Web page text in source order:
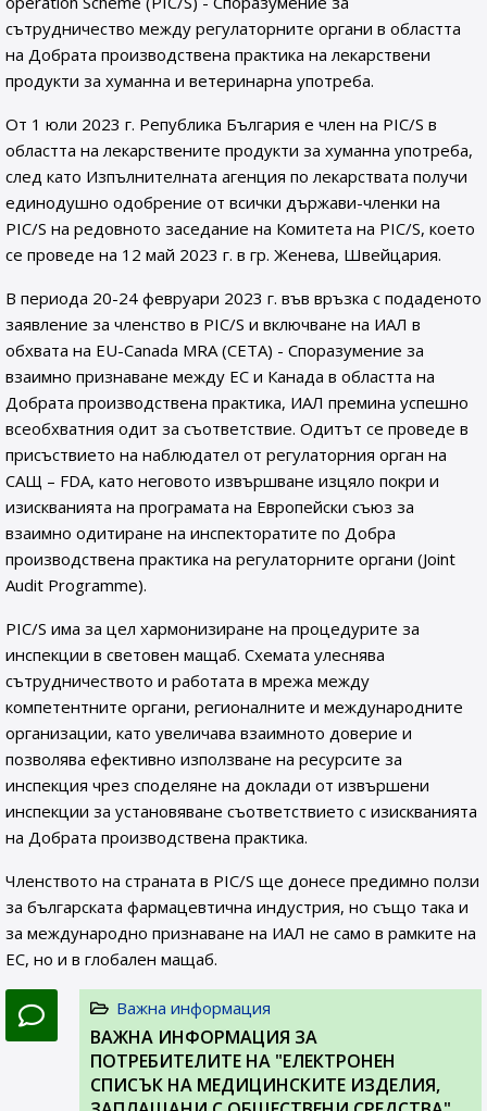
сътрудничество между регулаторните органи в областта
на Добрата производствена практика на лекарствени
продукти за хуманна и ветеринарна употреба.
От 1 юли 2023 г. Република България е член на PIC/S в
областта на лекарствените продукти за хуманна употреба,
след като Изпълнителната агенция по лекарствата получи
единодушно одобрение от всички държави-членки на
PIC/S на редовното заседание на Комитета на PIC/S, което
се проведе на 12 май 2023 г. в гр. Женева, Швейцария.
В периода 20-24 февруари 2023 г. във връзка с подаденото
заявление за членство в PIC/S и включване на ИАЛ в
обхвата на EU-Canada MRA (CETA) - Споразумение за
взаимно признаване между ЕС и Канада в областта на
Добрата производствена практика, ИАЛ премина успешно
всеобхватния одит за съответствие. Oдитът се проведе в
присъствието на наблюдател от регулаторния орган на
САЩ – FDA, като неговото извършване изцяло покри и
изискванията на програмата на Европейски съюз за
взаимно одитиране на инспекторатите по Добра
производствена практика на регулаторните органи (Joint
Audit Programme).
PIC/S има за цел хармонизиране на процедурите за
инспекции в световен мащаб. Схемата улеснява
сътрудничеството и работата в мрежа между
компетентните органи, регионалните и международните
организации, като увеличава взаимното доверие и
позволява ефективно използване на ресурсите за
инспекция чрез споделяне на доклади от извършени
инспекции за установяване съответствието с изискванията
на Добрата производствена практика.
Членството на страната в PIC/S ще донесе предимно ползи
за българската фармацевтична индустрия, но също така и
за международно признаване на ИАЛ не само в рамките на
ЕС, но и в глобален мащаб.
Важна информация
ВАЖНА ИНФОРМАЦИЯ ЗА
ПОТРЕБИТЕЛИТЕ НА "ЕЛЕКТРОНЕН
СПИСЪК НА МЕДИЦИНСКИТЕ ИЗДЕЛИЯ,